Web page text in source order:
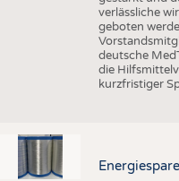
verlässliche
geboten
deutsche
die
kurzfristiger